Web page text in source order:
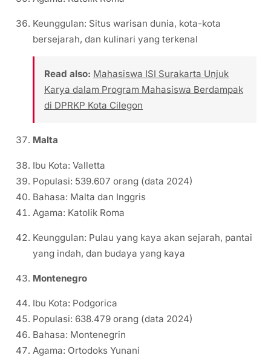
Keunggulan: Situs warisan dunia, kota-kota
bersejarah, dan kulinari yang terkenal
Read also: Mahasiswa ISI Surakarta Unjuk
Karya dalam Program Mahasiswa Berdampak
di DPRKP Kota Cilegon
Malta
Ibu Kota: Valletta
Populasi: 539.607 orang (data 2024)
Bahasa: Malta dan Inggris
Agama: Katolik Roma
Keunggulan: Pulau yang kaya akan sejarah, pantai
yang indah, dan budaya yang kaya
Montenegro
Ibu Kota: Podgorica
Populasi: 638.479 orang (data 2024)
Bahasa: Montenegrin
Agama: Ortodoks Yunani